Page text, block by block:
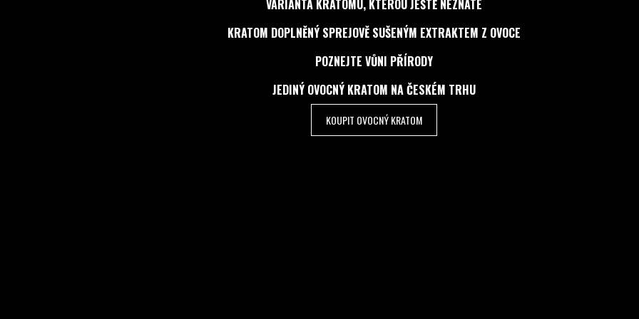
VARIANTA KRATOMU, KTEROU JEŠTĚ NEZNÁTE
KRATOM DOPLNĚNÝ SPREJOVĚ SUŠENÝM EXTRAKTEM Z OVOCE
POZNEJTE VŮNI PŘÍRODY
JEDINÝ OVOCNÝ KRATOM NA ČESKÉM TRHU
KOUPIT OVOCNÝ KRATOM